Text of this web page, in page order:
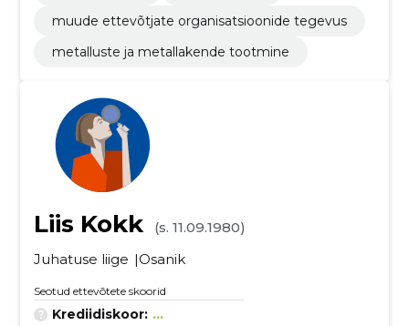
muude ettevõtjate organisatsioonide tegevus
metalluste ja metallakende tootmine
Liis Kokk
(s. 11.09.1980)
Juhatuse liige
Osanik
Seotud ettevõtete skoorid
Krediidiskoor: ...